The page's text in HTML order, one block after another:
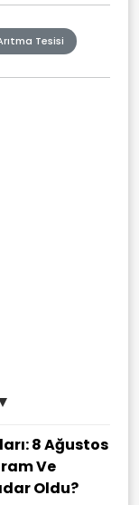
Tesisi
8 Ağustos
Ve
Oldu?